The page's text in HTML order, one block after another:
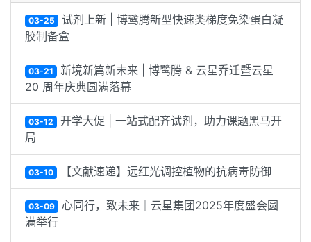
03-25 试剂上新 | 博鹭腾新型快速类梯度免染蛋白凝
胶制备盒
03-21 新境新篇新未来 | 博鹭腾 & 云星乔迁暨云星
20 周年庆典圆满落幕
03-12 开学大促 | 一站式配齐试剂，助力课题黑马开
局
03-10 【文献速递】远红光调控植物的抗病毒防御
03-09 心同行，致未来｜云星集团2025年度盛会圆
满举行